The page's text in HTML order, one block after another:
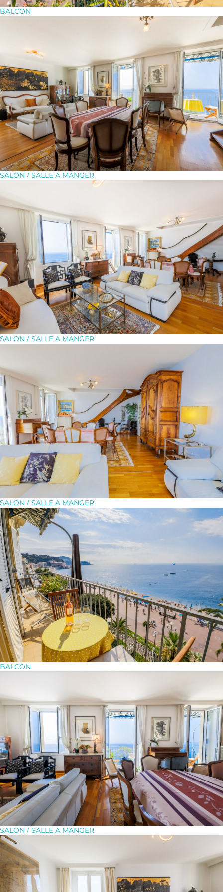
BALCON
SALON / SALLE A MANGER
SALON / SALLE A MANGER
SALON / SALLE A MANGER
BALCON
SALON / SALLE A MANGER